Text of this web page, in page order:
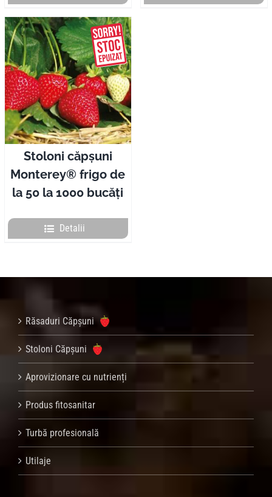
Stoloni căpșuni
Monterey® frigo de
la 50 la 1000 bucăți
Detalii
Răsaduri Căpșuni
Stoloni Căpșuni
Aprovizionare cu nutrienți
Produs fitosanitar
Turbă profesională
Utilaje